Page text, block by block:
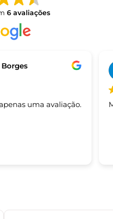
6 avaliações
Borges
uma avaliação.